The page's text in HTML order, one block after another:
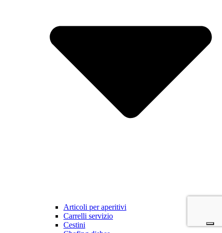
Articoli per aperitivi
Carrelli servizio
Cestini